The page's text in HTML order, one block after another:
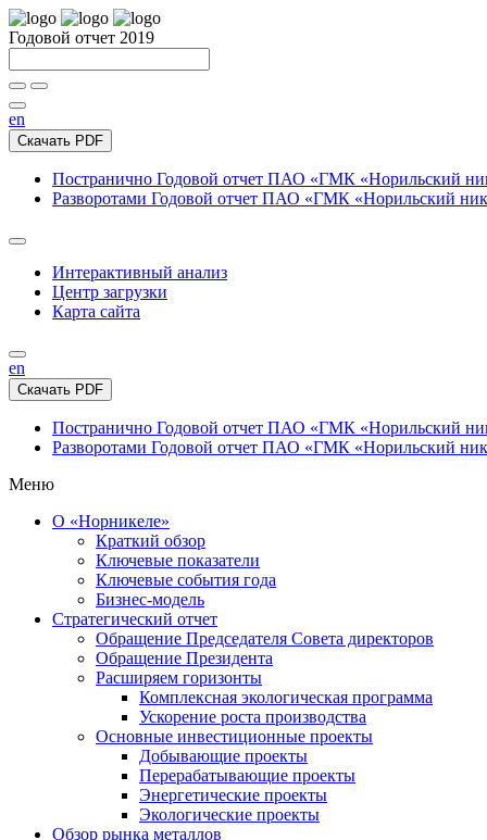
Годовой отчет 2019
en
Скачать PDF
Постранично Годовой отчет ПАО «ГМК «Норильский
Разворотами Годовой отчет ПАО «ГМК «Норильский
Интерактивный анализ
Центр загрузки
Карта сайта
en
Скачать PDF
Постранично Годовой отчет ПАО «ГМК «Норильский
Разворотами Годовой отчет ПАО «ГМК «Норильский
Меню
О «Норникеле»
Краткий обзор
Ключевые показатели
Ключевые события года
Бизнес-модель
Стратегический отчет
Обращение Председателя Совета директоров
Обращение Президента
Расширяем горизонты
Комплексная экологическая программа
Ускорение роста производства
Основные инвестиционные проекты
Добывающие проекты
Перерабатывающие проекты
Энергетические проекты
Экологические проекты
Обзор рынка металлов